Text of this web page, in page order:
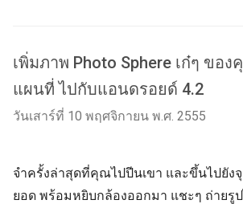
เพิ่มภาพ Photo Sphere เก๋ๆ ขอ
แผนที่ ไปกับแอนดรอยด์ 4.2
วันเสาร์ที่ 10 พฤศจิกายน พ.ศ. 2555
จำครั้งล่าสุดที่คุณไปปีนเขา และขึ้นไปยัง
ยอด พร้อมหยิบกล้องออกมา แชะๆ ถ่ายรู